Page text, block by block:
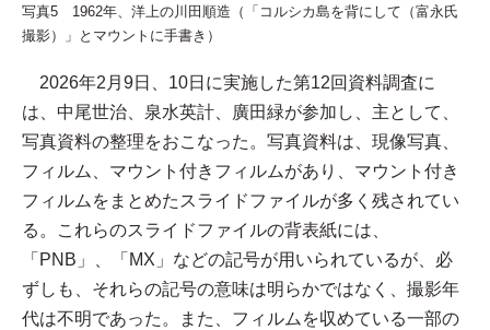
写真5 1962年、洋上の川田順造（「コルシカ島を背にして（富永氏
撮影）」とマウントに手書き）
2026年2月9日、10日に実施した第12回資料調査に
は、中尾世治、泉水英計、廣田緑が参加し、主として、
写真資料の整理をおこなった。写真資料は、現像写真、
フィルム、マウント付きフィルムがあり、マウント付き
フィルムをまとめたスライドファイルが多く残されてい
る。これらのスライドファイルの背表紙には、
「PNB」、「MX」などの記号が用いられているが、必
ずしも、それらの記号の意味は明らかではなく、撮影年
代は不明であった。また、フィルムを収めている一部の